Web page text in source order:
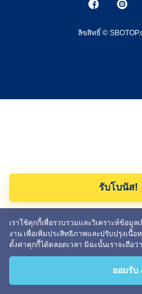
ลิขสิทธิ์ ©
รับโบนัส!
เราใช้คุกกี้เพื่อรวบรวมและวิเคราะห์ข้อมู
งาน เพื่อเพิ่มประสิทธิภาพและปรับปรุงเนื้
ตั้งค่าคุกกี้ได้ตลอดเวลา มิฉะนั้นเราจะถือ
ยอมรับ